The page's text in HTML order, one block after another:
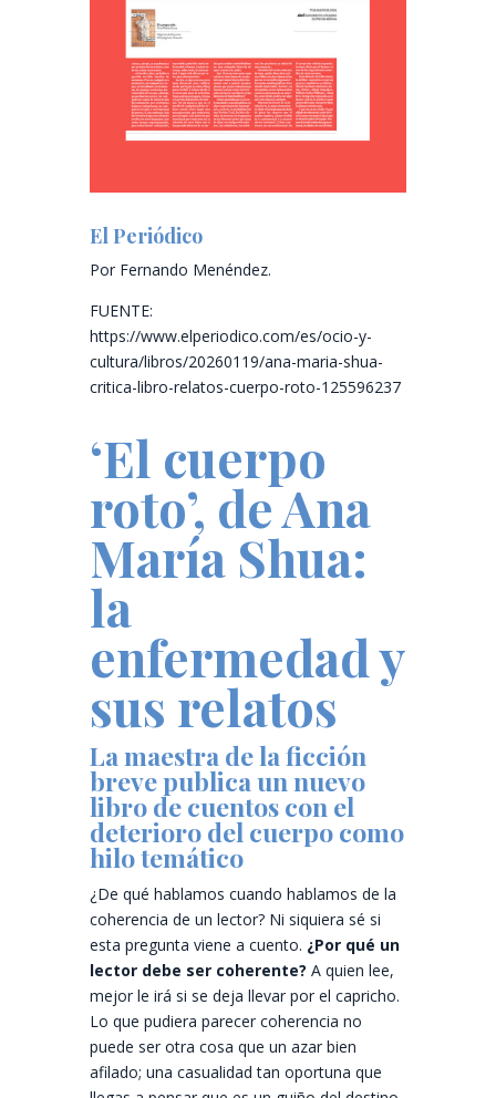
El Periódico
Por Fernando Menéndez.
FUENTE:
https://www.elperiodico.com/es/ocio-y-
cultura/libros/20260119/ana-maria-shua-
critica-libro-relatos-cuerpo-roto-125596237
‘El cuerpo
roto’, de Ana
María Shua:
la
enfermedad y
sus relatos
La maestra de la ficción
breve publica un nuevo
libro de cuentos con el
deterioro del cuerpo como
hilo temático
¿De qué hablamos cuando hablamos de la
coherencia de un lector? Ni siquiera sé si
esta pregunta viene a cuento. ¿Por qué un
lector debe ser coherente? A quien lee,
mejor le irá si se deja llevar por el capricho.
Lo que pudiera parecer coherencia no
puede ser otra cosa que un azar bien
afilado; una casualidad tan oportuna que